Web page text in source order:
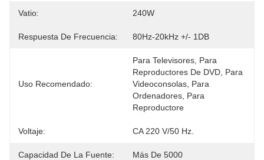
Vatio: 240W
Respuesta De Frecuencia: 80Hz-20kHz +/- 1DB
Uso Recomendado:
Para Televisores, Para
Reproductores De DVD, Para
Videoconsolas, Para
Ordenadores, Para
Reproductore
Voltaje: CA 220 V/50 Hz.
Capacidad De La Fuente: Más De 5000